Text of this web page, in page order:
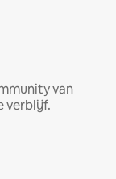
van
verblijf.